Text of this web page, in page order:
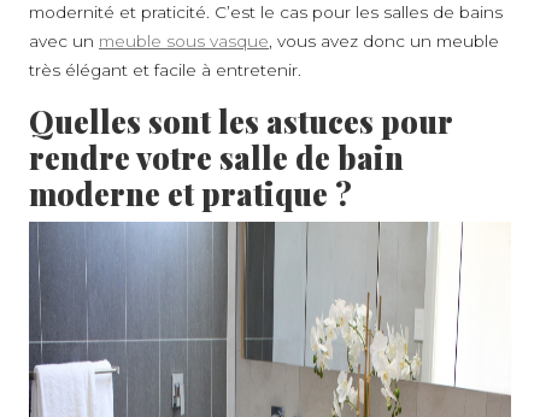
modernité et praticité. C’est le cas pour les salles de bains
avec un meuble sous vasque , vous avez donc un meuble
très élégant et facile à entretenir.
Quelles sont les astuces pour
rendre votre salle de bain
moderne et pratique ?
A PROPOS